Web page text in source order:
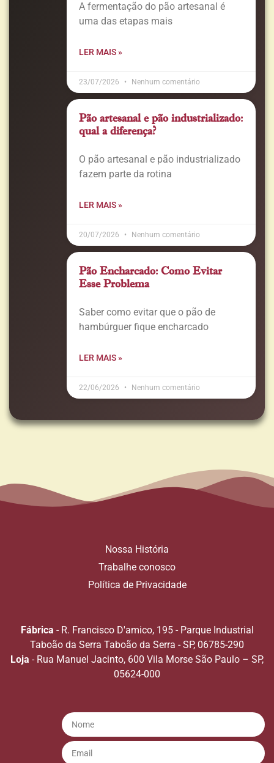
A fermentação do pão artesanal é
uma das etapas mais
LER MAIS »
23/07/2026 Nenhum comentário
Pão artesanal e pão industrializado:
qual a diferença?
O pão artesanal e pão industrializado
fazem parte da rotina
LER MAIS »
20/07/2026 Nenhum comentário
Pão Encharcado: Como Evitar
Esse Problema
Saber como evitar que o pão de
hambúrguer fique encharcado
LER MAIS »
22/06/2026 Nenhum comentário
Nossa História
Trabalhe conosco
Política de Privacidade
Fábrica - R. Francisco D'amico, 195 - Parque Industrial
Taboão da Serra Taboão da Serra - SP, 06785-290
Loja - Rua Manuel Jacinto, 600 Vila Morse São Paulo – SP,
05624-000